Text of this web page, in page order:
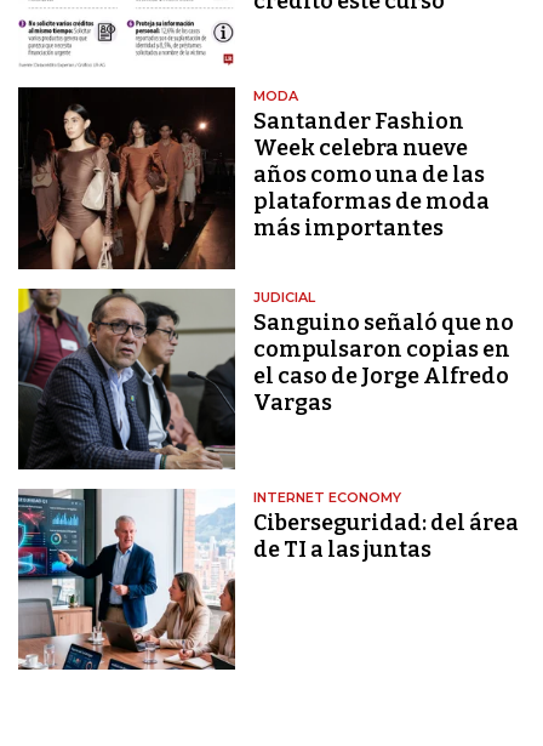
MODA
Santander Fashion
Week celebra nueve
años como una de las
plataformas de moda
más importantes
JUDICIAL
Sanguino señaló que no
compulsaron copias en
el caso de Jorge Alfredo
Vargas
INTERNET ECONOMY
Ciberseguridad: del área
de TI a las juntas